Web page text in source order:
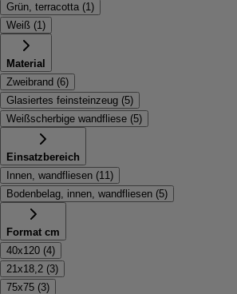
Grün, terracotta (1)
Weiß (1)
Material
Zweibrand (6)
Glasiertes feinsteinzeug (5)
Weißscherbige wandfliese (5)
Einsatzbereich
Innen, wandfliesen (11)
Bodenbelag, innen, wandfliesen (5)
Format cm
40x120 (4)
21x18,2 (3)
75x75 (3)